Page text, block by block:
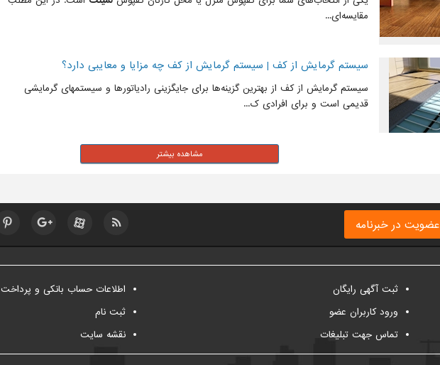
مقایسه‌ای...
سیستم گرمایش از کف | سیستم گرمایش از کف چه مزایا و معایبی دارد؟
سیستم گرمایش از کف از بهترین گزینه‌ها برای جایگزینی رادیاتورها و سیستمهای گرمایشی
قدیمی است و برای افرادی ک...
عضویت در خبرنامه
ثبت آگهی رایگان
ورود کاربران عضو
تماس جهت تبلیغات
اطلاعات حساب بانکی و پرداخت
ثبت نام
نقشه سایت